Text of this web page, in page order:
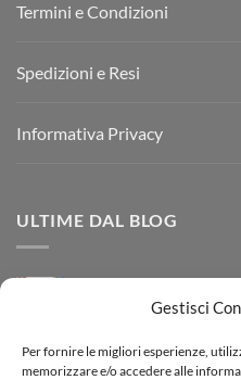
Gestisci
Per fornire le migliori esperienze,
memorizzare e/o accedere alle
Termini e Condizioni
Spedizioni e Resi
Informativa Privacy
ULTIME DAL BLOG
su
Borse
Louis
Borsa Chanel